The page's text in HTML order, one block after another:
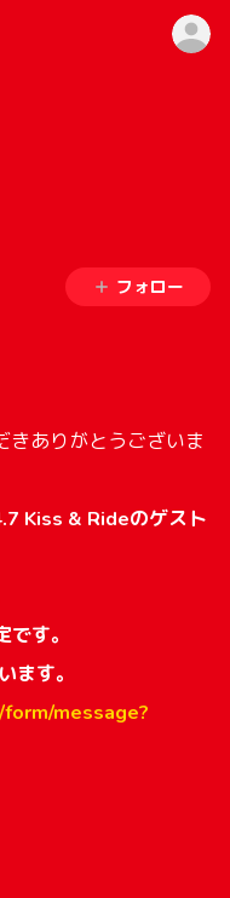
フォロー
きありがとうございま
Kiss & Rideのゲスト
す。
ます。
message?